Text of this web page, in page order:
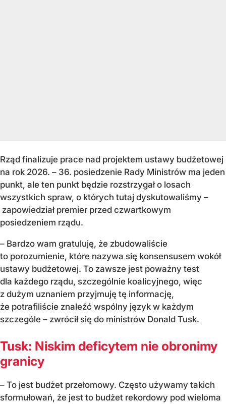
Rząd finalizuje prace nad projektem ustawy budżetowej
na rok 2026. – 36. posiedzenie Rady Ministrów ma jeden
punkt, ale ten punkt będzie rozstrzygał o losach
wszystkich spraw, o których tutaj dyskutowaliśmy –
zapowiedział premier przed czwartkowym
posiedzeniem rządu.
– Bardzo wam gratuluję, że zbudowaliście
to porozumienie, które nazywa się konsensusem wokół
ustawy budżetowej. To zawsze jest poważny test
dla każdego rządu, szczególnie koalicyjnego, więc
z dużym uznaniem przyjmuję tę informację,
że potrafiliście znaleźć wspólny język w każdym
szczególe – zwrócił się do ministrów Donald Tusk.
Tusk: Niskim deficytem nie obronimy
granicy
– To jest budżet przełomowy. Często używamy takich
sformułowań, że jest to budżet rekordowy pod wieloma